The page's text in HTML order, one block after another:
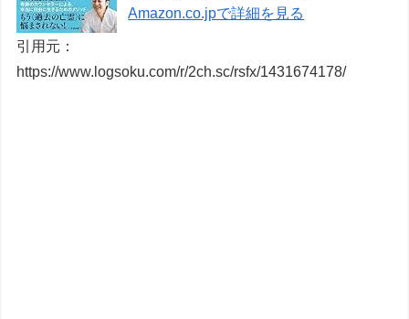
Amazon.co.jpで詳細を見る
引用元：
https://www.logsoku.com/r/2ch.sc/rsfx/1431674178/